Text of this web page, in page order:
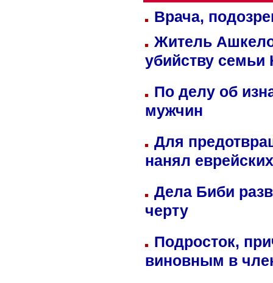
Врача,
Житель
убийству семьи
По делу об
мужчин
Для
нанял
Дела Биби
черту
Подросток,
виновным в